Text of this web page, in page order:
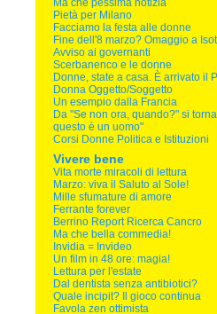
Ma che pessima notizia
Pietà per Milano
Facciamo la festa alle donne
Fine dell'8 marzo? Omaggio a
Avviso ai governanti
Scerbanenco e le donne
Donne, state a casa. È arrivato il
Donna Oggetto/Soggetto
Un esempio dalla Francia
Da "Se non ora, quando?" si
questo è un uomo"
Corsi Donne Politica e Istituzioni
Vivere bene
Vita morte miracoli di lettura
Marzo: viva il Saluto al Sole!
Mille sfumature di amore
Ferrante forever
Berrino Report Ricerca Cancro
Ma che bella commedia!
Invidia = Invideo
Un film in 48 ore: magia!
Lettura per l'estate
Dal dentista senza antibiotici?
Quale incipit? Il gioco continua
Favola zen ottimista